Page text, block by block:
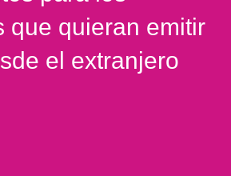
que quieran emitir
el extranjero